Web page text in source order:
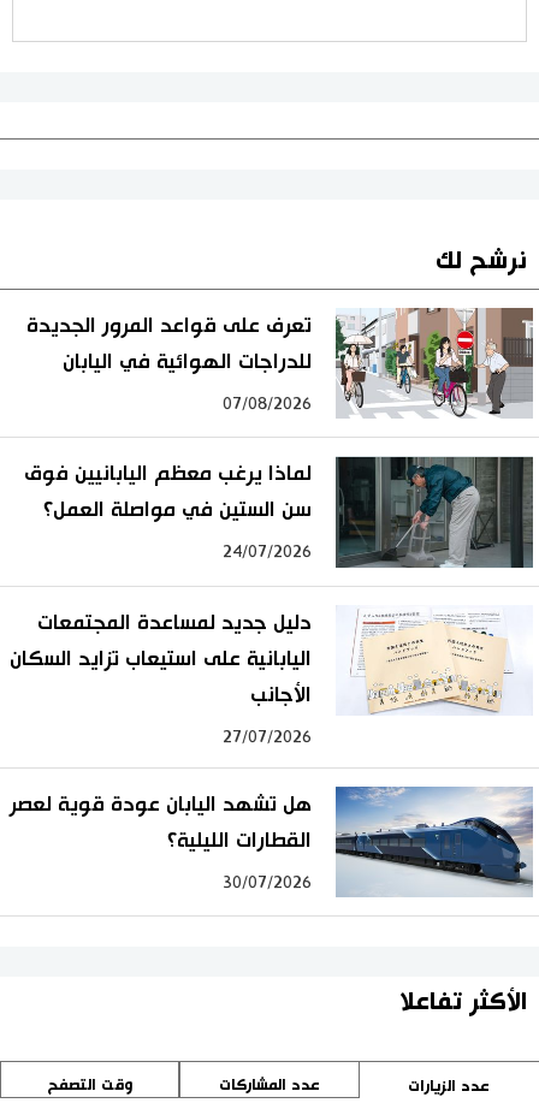
نرشح لك
تعرف على قواعد المرور الجديدة
للدراجات الهوائية في اليابان
07/08/2026
لماذا يرغب معظم اليابانيين فوق
سن الستين في مواصلة العمل؟
24/07/2026
دليل جديد لمساعدة المجتمعات
اليابانية على استيعاب تزايد السكان
الأجانب
27/07/2026
هل تشهد اليابان عودة قوية لعصر
القطارات الليلية؟
30/07/2026
الأكثر تفاعلا
عدد الزيارات عدد المشاركات وقت التصفح